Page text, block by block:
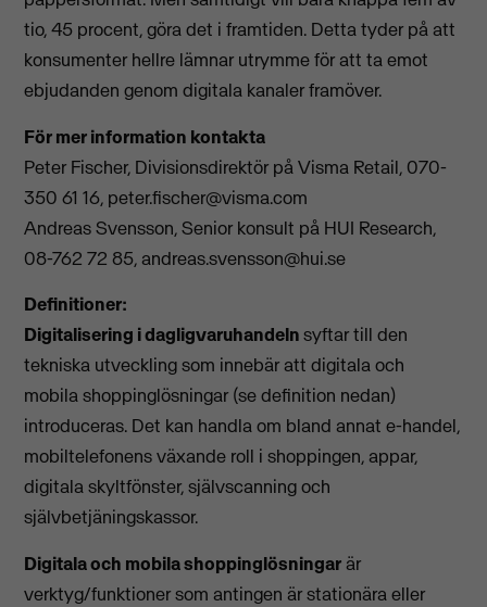
tio, 45 procent, göra det i framtiden. Detta tyder på att
konsumenter hellre lämnar utrymme för att ta emot
ebjudanden genom digitala kanaler framöver.
För mer information kontakta
Peter Fischer, Divisionsdirektör på Visma Retail, 070-
350 61 16, peter.fischer@visma.com
Andreas Svensson, Senior konsult på HUI Research,
08-762 72 85,andreas.svensson@hui.se
Definitioner:
Digitalisering i dagligvaruhandelnsyftar till den
tekniska utveckling som innebär att digitala och
mobila shoppinglösningar (se definition nedan)
introduceras. Det kan handla om bland annat e-handel,
mobiltelefonens växande roll i shoppingen, appar,
digitala skyltfönster, självscanning och
självbetjäningskassor.
Digitala och mobila shoppinglösningarär
verktyg/funktioner som antingen är stationära eller